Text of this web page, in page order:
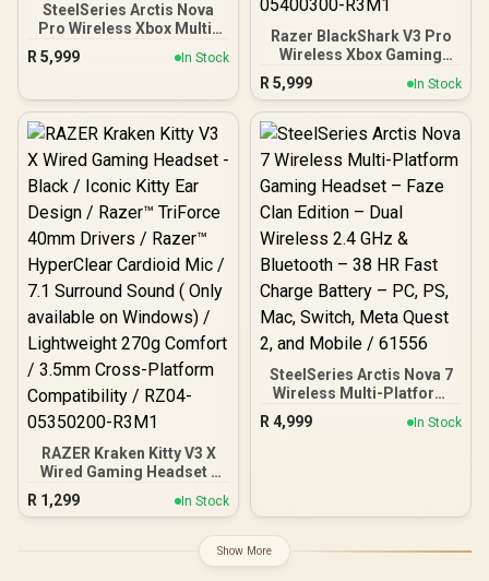
SteelSeries Arctis Nova
Pro Wireless Xbox Multi-
System Gaming Headset -
Premium Hi-Fi Drivers -
- Infinity Power System -
ClearCast Mic - Xbox, PC,
PS5, PS4, Switch, Mobile /
61521
R 5,999 In Stock
Razer BlackShark V3 Pro
Wireless Xbox Gaming
Headset - Black /
Detachable Mic / Pro-
Tuned FPS Profiles /
50mm Drivers / Noise-
Soft Memory Foam / 70 Hr
Battery Life / RZ04-
05400300-R3M1
R 5,999 In Stock
RAZER Kraken Kitty V3 X
Wired Gaming Headset -
Black / Iconic Kitty Ear
Design / Razer™ TriForce
HyperClear Cardioid Mic /
7.1 Surround Sound ( Only
R 1,299 In Stock
SteelSeries Arctis Nova 7
Wireless Multi-Platform
Gaming Headset – Faze
Clan Edition – Dual
2, and Mobile / 61556
R 4,999 In Stock
Show More